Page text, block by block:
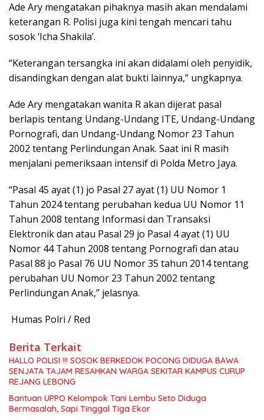
Ade Ary mengatakan pihaknya masih akan mendalami
keterangan R. Polisi juga kini tengah mencari tahu
sosok ‘Icha Shakila’.
“Keterangan tersangka ini akan didalami oleh penyidik,
disandingkan dengan alat bukti lainnya,” ungkapnya.
Ade Ary mengatakan wanita R akan dijerat pasal
berlapis tentang Undang-Undang ITE, Undang-Undang
Pornografi, dan Undang-Undang Nomor 23 Tahun
2002 tentang Perlindungan Anak. Saat ini R masih
menjalani pemeriksaan intensif di Polda Metro Jaya.
“Pasal 45 ayat (1) jo Pasal 27 ayat (1) UU Nomor 1
Tahun 2024 tentang perubahan kedua UU Nomor 11
Tahun 2008 tentang Informasi dan Transaksi
Elektronik dan atau Pasal 29 jo Pasal 4 ayat (1) UU
Nomor 44 Tahun 2008 tentang Pornografi dan atau
Pasal 88 jo Pasal 76 UU Nomor 35 tahun 2014 tentang
perubahan UU Nomor 23 Tahun 2002 tentang
Perlindungan Anak,” jelasnya.
Humas Polri / Red
Berita Terkait
HALLO POLISI !!! SOSOK BERKEDOK POCONG DIDUGA BAWA
SENJATA TAJAM RESAHKAN WARGA SEKITAR KAMPUS CURUP
REJANG LEBONG
Bantuan UPPO Kelompok Tani Lembu Seto Diduga
Bermasalah, Sapi Tinggal Tiga Ekor